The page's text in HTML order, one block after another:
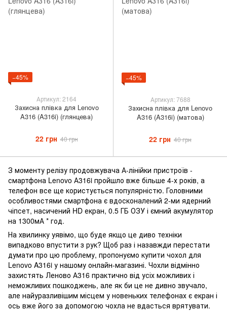
−45%
Артикул: 2164
Захисна плівка для Lenovo
A316 (A316i) (глянцева)
22 грн 40 грн
−45%
Артикул: 7688
Захисна плівка для Lenovo
A316 (A316i) (матова)
22 грн 40 грн
З моменту релізу продовжувача А-лінійки пристроїв -
смартфона Lenovo А316i пройшло вже більше 4-х років, а
телефон все ще користується популярністю. Головними
особливостями смартфона є вдосконалений 2-ми ядерний
чіпсет, насичений HD екран, 0.5 ГБ ОЗУ і ємний акумулятор
на 1300мА * год.
На хвилинку уявімо, що буде якщо це диво техніки
випадково впустити з рук? Щоб раз і назавжди перестати
думати про цю проблему, пропонуємо купити чохол для
Lenovo A316i у нашому онлайн-магазині. Чохли відмінно
захистять Леново А316 практично від усіх можливих і
неможливих пошкоджень, але як би це не дивно звучало,
але найуразливішим місцем у новеньких телефонах є екран і
ось вже його за допомогою чохла не вдасться врятувати.